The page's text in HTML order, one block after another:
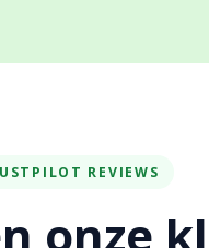
REVIEWS
onze